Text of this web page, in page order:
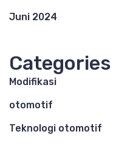
Juni 2024
Categories
Modifikasi
otomotif
Teknologi otomotif